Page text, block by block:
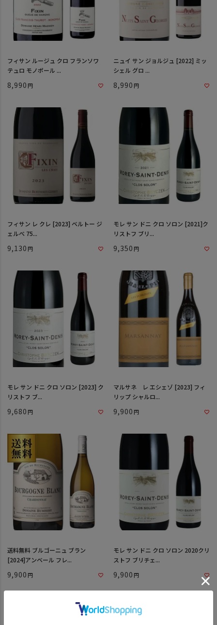
フィサン ルージュ クロ フランソワ
テュロ モノポール ...
8,990
ニュイ サン ジョルジュ [2022] ミッ
シェル グロ ...
8,990
フィサン レ クレ [2023] ベルトー ジ
ェルべ 75...
9,130
モレ サン ドニ クロ ソロン [2021]ク
リストフ ブリ...
9,350
モレ サン ドニ クロ ソロン [2023] ク
リストフ ブ...
9,680
マルサネ レ エシェゾ [2023] フィ
リップ シャルロ...
9,900
送料無料 ブルゴーニュ ブラン
[2024]アンベール フレ...
9,900
モレ サン ドニ クロ ソロン 2020クリ
ストフ ブリチェ...
9,900